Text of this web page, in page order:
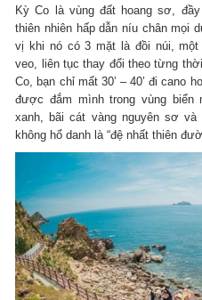
Kỳ Co là vùng đất hoang sơ,
thiên nhiên hấp dẫn níu chân mọi
vị khi nó có 3 mặt là đồi núi,
veo, liên tục thay đổi theo từng
Co, bạn chỉ mất 30’ – 40’ đi cano
được đắm mình trong vùng biển
xanh, bãi cát vàng nguyên sơ
không hổ danh là “đệ nhất thiên